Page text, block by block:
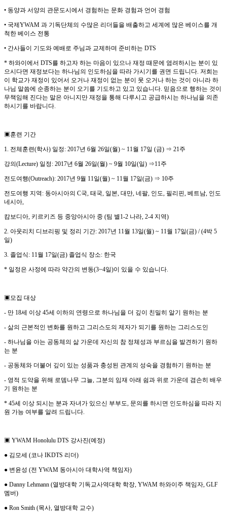
• 동양과 서양의 관문도시에서 경험하는 문화 경험과 언어 경험
• 국제 YWAM 과 기독단체의 수많은 리더들을 배출하고 세계에 많은 베이스를 개
척한 베이스 전통
• 간사들이 기도와 예배로 주님과 교제하며 준비하는 DTS
* 하와이에서 DTS를 하고자 하는 마음이 있으나 재정 때문에 염려하시는 분이 있
으시다면 재정보다는 하나님의 인도하심을 따라 가시기를 권면 드립니다. 저희는
이 학교가 재정이 있어서 오거나 재정이 없는 분이 못 오거나 하는 것이 아니라 하
나님 말씀에 순종하는 분이 오기를 기도하고 있고 있습니다. 믿음으로 행하는 것이
무책임해 진다는 말은 아니지만 재정을 통해 다루시고 공급하시는 하나님을 의존
하시기를 바랍니다.
▣훈련 기간
1. 전체훈련(학사) 일정: 2017년 6월 26일(월) ~ 11월 17일 (금) ⇒ 21주
강의 (Lecture) 일정: 2017년 6월 26일(월) ~ 9월 10일(일) ⇒11주
전도여행(Outreach): 2017년 9월 11일(월) ~ 11월 17일(금) ⇒ 10주
전도여행 지역 : 동아시아의 C국, 태국, 일본, 대만, 네팔, 인도, 필리핀, 베트남, 인도
네시아,
캄보디아, 키르키즈 등 중앙아시아 중 (팀 별 1-2 나라, 2-4 지역)
2. 아웃리치 디브리핑 및 정리 기간: 2017년 11월 13일(월) ~ 11월 17일(금) / (4박 5
일)
3. 졸업식: 11월 17일(금) 졸업식 장소: 한국
* 일정은 사정에 따라 약간의 변동(3~4일)이 있을 수 있습니다.
▣모집 대상
- 만 18세 이상 45세 이하의 연령으로 하나님을 더 깊이 친밀히 알기 원하는 분
- 삶의 근본적인 변화를 원하고 그리스도의 제자가 되기를 원하는 그리스도인
- 하나님을 아는 공동체의 삶 가운데 자신의 참 정체성과 부르심을 발견하기 원하
는 분
- 공동체와 더불어 깊이 있는 성품과 충성된 관계의 성숙을 경험하기 원하는 분
- 영적 도약을 위해 로뎀나무 그늘, 그분의 임재 아래 쉼과 위로 가운데 겸손히 배우
기 원하는 분
* 45세 이상 되시는 분과 자녀가 있으신 부부도, 문의를 하시면 인도하심을 따라 지
원 가능 여부를 알려 드립니다.
▣ YWAM Honolulu DTS 강사진(예정)
● 김모세 (코나 IKDTS 리더)
● 변윤성 (전 YWAM 동아시아 대학사역 책임자)
● Danny Lehmann (열방대학 기독교사역대학 학장, YWAM 하와이주 책임자, GLF
멤버)
● Ron Smith (목사, 열방대학 교수)